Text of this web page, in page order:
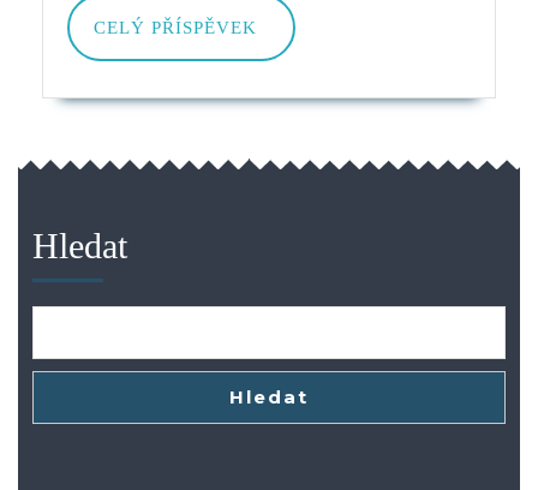
CELÝ PŘÍSPĚVEK
CELÝ
PŘÍSPĚVEK
Hledat
Hledat